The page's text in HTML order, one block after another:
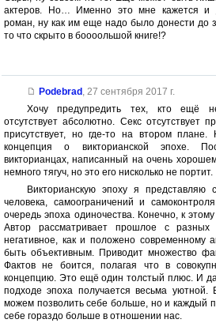
актеров. Но… Именно это мне кажется и
роман, ну как им еще надо было донести до
то что скрыто в боооольшой книге!?
Podebrad , 27 сентября 2017 г.
Хочу предупредить тех, кто ещё
отсутствует абсолютно. Секс отсутствует
присутствует, но где-то на втором
концепция о викторианской эпохе.
викторианцах, написанный на очень
немного тягуч, но это его нисколько не портит.
Викторианскую эпоху я представляю
человека, самоограничений и
очередь эпоха одиночества. Конечно, к
Автор рассматривает прошлое с
негативное, как и положено современному
быть объективным. Приводит множество
Фактов не боится, полагая что в
концепцию. Это ещё один толстый плюс. И
подходе эпоха получается весьма
можем позволить себе больше, но и каждый
себе гораздо больше в отношении нас.